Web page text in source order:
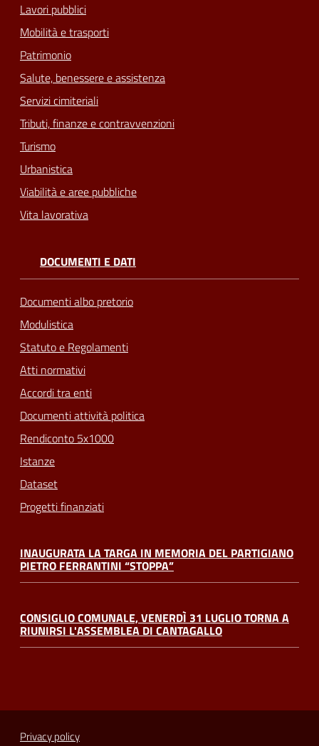
Lavori pubblici
Mobilità e trasporti
Patrimonio
Salute, benessere e assistenza
Servizi cimiteriali
Tributi, finanze e contravvenzioni
Turismo
Urbanistica
Viabilità e aree pubbliche
Vita lavorativa
DOCUMENTI E DATI
Documenti albo pretorio
Modulistica
Statuto e Regolamenti
Atti normativi
Accordi tra enti
Documenti attività politica
Rendiconto 5x1000
Istanze
Dataset
Progetti finanziati
INAUGURATA LA TARGA IN MEMORIA DEL PARTIGIANO
PIETRO FERRANTINI “STOPPA”
CONSIGLIO COMUNALE, VENERDÌ 31 LUGLIO TORNA A
RIUNIRSI L'ASSEMBLEA DI CANTAGALLO
Privacy policy